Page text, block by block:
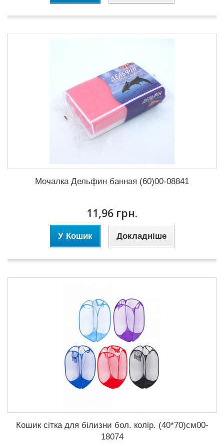
Мочалка Дельфин банная (60)00-08841
11,96 грн.
У Кошик Докладніше
Кошик сітка для білизни бол. колір. (40*70)см00-
18074